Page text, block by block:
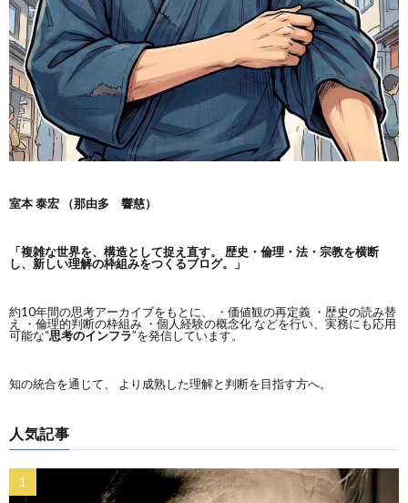
室本 泰宏 （那由多 響慈）
「複雑な世界を、構造として捉え直す。
歴史・倫理・法・宗教を横断
し、新しい理解の枠組みをつくるブログ。」
約10年間の思考アーカイブをもとに、 ・価値観の再定義 ・歴史の読み替
え ・倫理的判断の枠組み ・個人経験の概念化 などを行い、実務にも応用
可能な“思考のインフラ”を発信しています。
知の統合を通じて、 より成熟した理解と判断を目指す方へ。
人気記事